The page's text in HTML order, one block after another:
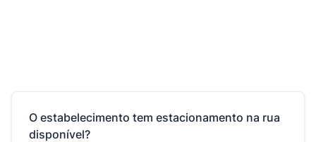
O estabelecimento tem estacionamento na rua
disponível?